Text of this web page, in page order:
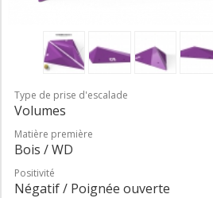
Type de prise d'escalade
Volumes
Matière première
Bois / WD
Positivité
Négatif / Poignée ouverte